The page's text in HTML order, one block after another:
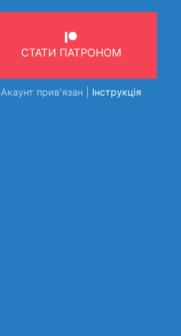
СТАТИ ПАТРОНОМ
Акаунт прив'язан | Інструкція